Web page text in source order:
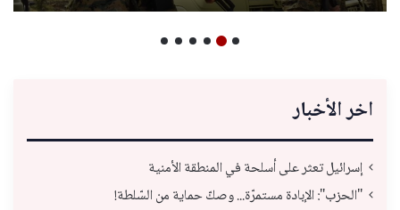
اخر الأخبار
إسرائيل تعثر على أسلحة في المنطقة الأمنية
"الحزب": الإبادة مستمرّة... وصكّ حماية من السّلطة!